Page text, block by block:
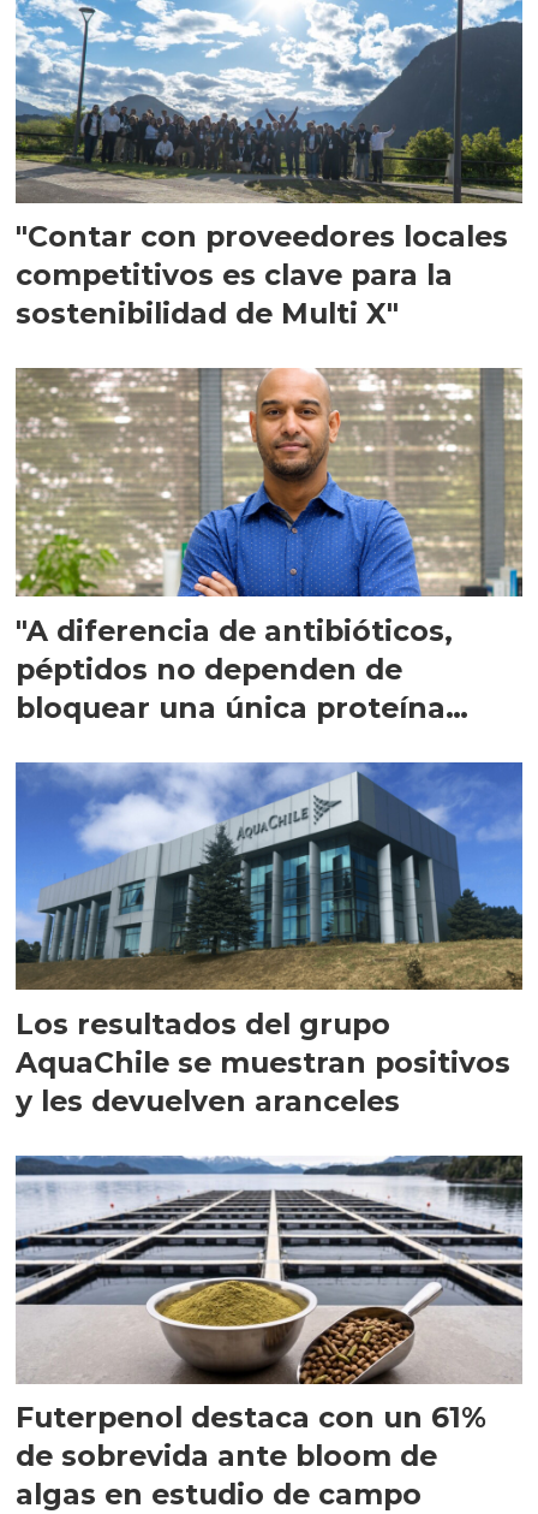
"Contar con proveedores locales
competitivos es clave para la
sostenibilidad de Multi X"
"A diferencia de antibióticos,
péptidos no dependen de
bloquear una única proteína
Los resultados del grupo
AquaChile se muestran positivos
y les devuelven aranceles
Futerpenol destaca con un 61%
de sobrevida ante bloom de
algas en estudio de campo